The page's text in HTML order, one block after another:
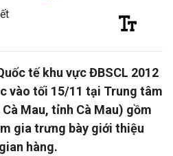
tế khu vực ĐBSCL 2012
vào tối 15/11 tại Trung tâm
Mau, tỉnh Cà Mau) gồm
gia trưng bày giới thiệu
hàng.